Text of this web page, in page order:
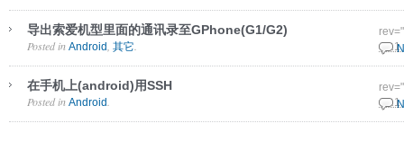
导出索爱机型里面的通讯录至GPhone(G1/G2)
6 11
Posted in Android 其它
在手机上(android)用SSH
6 11
Posted in Android